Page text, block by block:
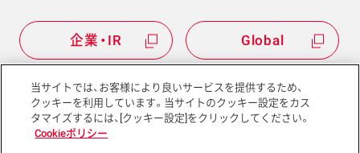
企業・IR Global
サイトマップ サイトポリシー
当サイトでは、お客様により良いサービスを提供するため、
クッキーを利用しています。当サイトのクッキー設定をカス
タマイズするには、[クッキー設定]をクリックしてください。
Cookieポリシー